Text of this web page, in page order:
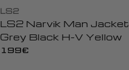
LS2
LS2 Narvik Man Jacket
Grey Black H-V Yellow
Įprasta
199€